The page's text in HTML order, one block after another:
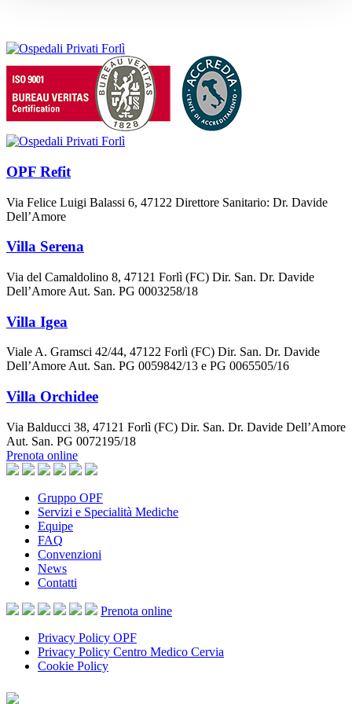
OPF Refit
Via Felice Luigi Balassi 6, 47122 Direttore Sanitario: Dr. Davide
Dell’Amore
Villa Serena
Via del Camaldolino 8, 47121 Forlì (FC) Dir. San. Dr. Davide
Dell’Amore Aut. San. PG 0003258/18
Villa Igea
Viale A. Gramsci 42/44, 47122 Forlì (FC) Dir. San. Dr. Davide
Dell’Amore Aut. San. PG 0059842/13 e PG 0065505/16
Villa Orchidee
Via Balducci 38, 47121 Forlì (FC) Dir. San. Dr. Davide Dell’Amore
Aut. San. PG 0072195/18
Prenota online
Gruppo OPF
Servizi e Specialità Mediche
Equipe
FAQ
Convenzioni
News
Contatti
Prenota online
Privacy Policy OPF
Privacy Policy Centro Medico Cervia
Cookie Policy